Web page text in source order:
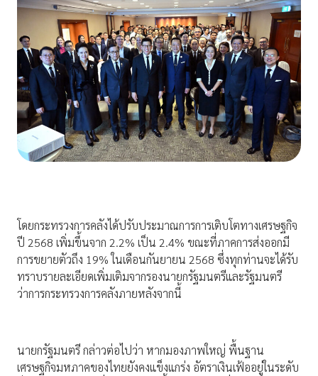
โดยกระทรวงการคลังได้ปรับประมาณการการเติบโตทางเศรษฐกิจ
ปี 2568 เพิ่มขึ้นจาก 2.2% เป็น 2.4% ขณะที่ภาคการส่งออกมี
การขยายตัวถึง 19% ในเดือนกันยายน 2568 ซึ่งทุกท่านจะได้รับ
ทราบรายละเอียดเพิ่มเติมจากรองนายกรัฐมนตรีและรัฐมนตรี
ว่าการกระทรวงการคลังภายหลังจากนี้
นายกรัฐมนตรี กล่าวต่อไปว่า หากมองภาพใหญ่ พื้นฐาน
เศรษฐกิจมหภาคของไทยยังคงแข็งแกร่ง อัตราเงินเฟ้ออยู่ในระดับ